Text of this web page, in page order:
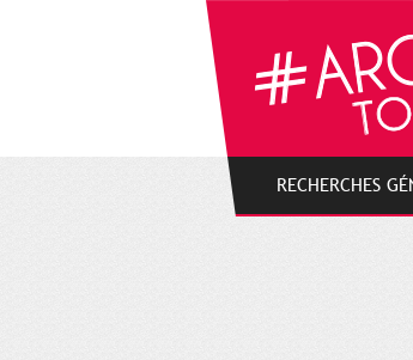
RECHERCHES
Gestion de vos préférences sur les cookies